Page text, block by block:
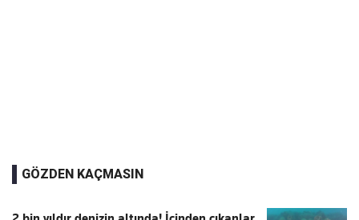
GÖZDEN KAÇMASIN